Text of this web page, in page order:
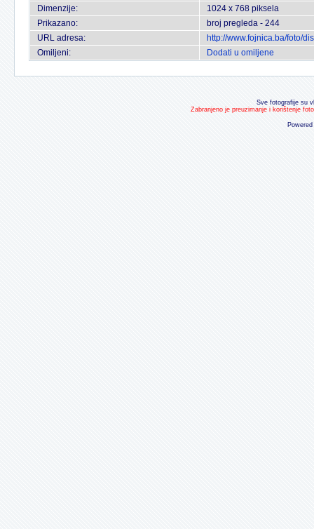
Dimenzije:
1024 x 768 piksela
Prikazano:
broj pregleda - 244
URL adresa:
http://www.fojnica.ba/foto/
Omiljeni:
Dodati u omiljene
Sve fotografije su
Zabranjeno je preuzimanje i korištenje